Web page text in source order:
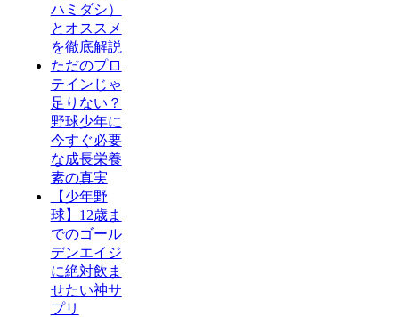
ハミダシ）
とオススメ
を徹底解説
ただのプロ
テインじゃ
足りない？
野球少年に
今すぐ必要
な成長栄養
素の真実
【少年野
球】12歳ま
でのゴール
デンエイジ
に絶対飲ま
せたい神サ
プリ